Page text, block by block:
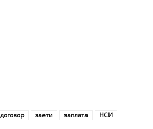
договор заети заплата НСИ